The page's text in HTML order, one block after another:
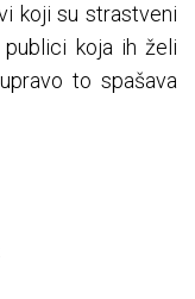
koji su strastveni
koja ih želi
to spašava